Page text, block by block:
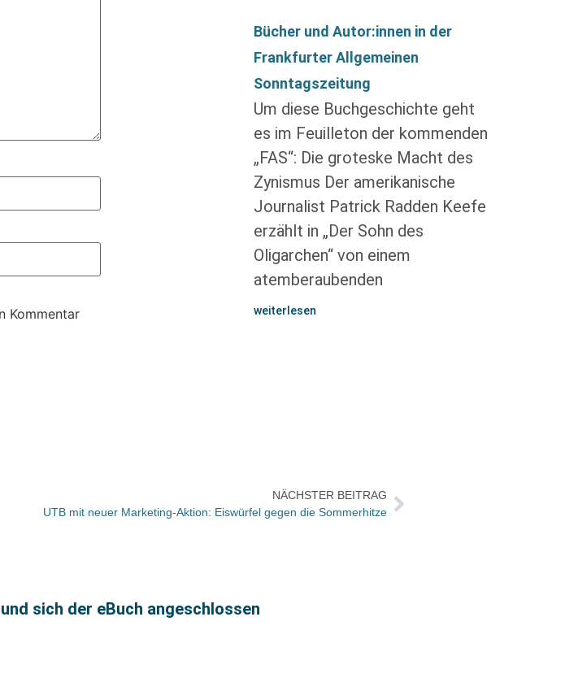
Kommentar
Bücher und Autor:innen in der
Frankfurter Allgemeinen
Sonntagszeitung
Um diese Buchgeschichte geht
es im Feuilleton der kommenden
„FAS“: Die groteske Macht des
Zynismus Der amerikanische
Journalist Patrick Radden Keefe
erzählt in „Der Sohn des
Oligarchen“ von einem
atemberaubenden
weiterlesen
NÄCHSTER BEITRAG
UTB mit neuer Marketing-Aktion: Eiswürfel gegen die Sommerhitze
sich der eBuch angeschlossen